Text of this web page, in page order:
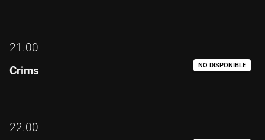
21.00
NO DISPONIBLE
Crims
22.00